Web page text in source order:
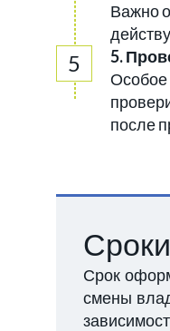
Важно
5.
Особое
после
Срок
смены